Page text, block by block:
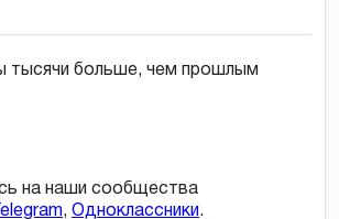
тысячи больше, чем прошлым
на наши сообщества
, Одноклассники.